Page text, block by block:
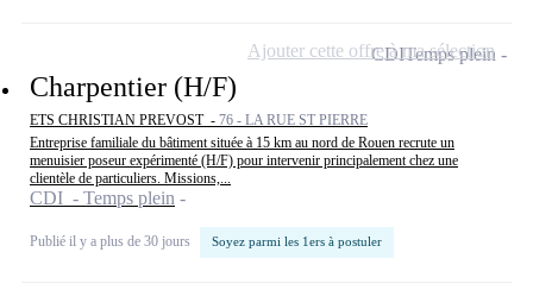
Charpentier (H/F)
ETS CHRISTIAN PREVOST - 76 - LA RUE ST PIERRE
Entreprise familiale du bâtiment située à 15 km au nord de Rouen recrute un
menuisier poseur expérimenté (H/F) pour intervenir principalement chez une
clientèle de particuliers. Missions,...
CDI - Temps plein
Publié il y a plus de 30 jours Soyez parmi les 1ers à postuler
CDITemps plein
Ajouter cette offre à ma sélection